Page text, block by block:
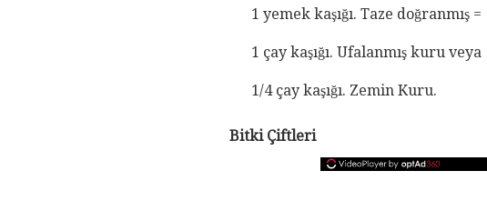
1 yemek kaşığı. Taze doğranmış =
1 çay kaşığı. Ufalanmış kuru veya
1/4 çay kaşığı. Zemin Kuru.
Bitki Çiftleri